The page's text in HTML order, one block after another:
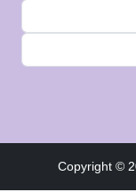
Copyright ©